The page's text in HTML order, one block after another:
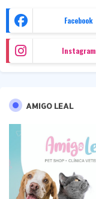
Facebook
Instagram
AMIGO LEAL